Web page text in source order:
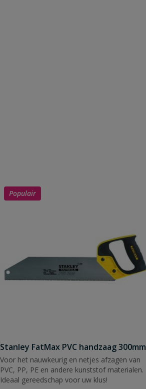
Populair
Stanley FatMax PVC handzaag 300mm
Voor het nauwkeurig en netjes afzagen van
PVC, PP, PE en andere kunststof materialen.
Ideaal gereedschap voor uw klus!